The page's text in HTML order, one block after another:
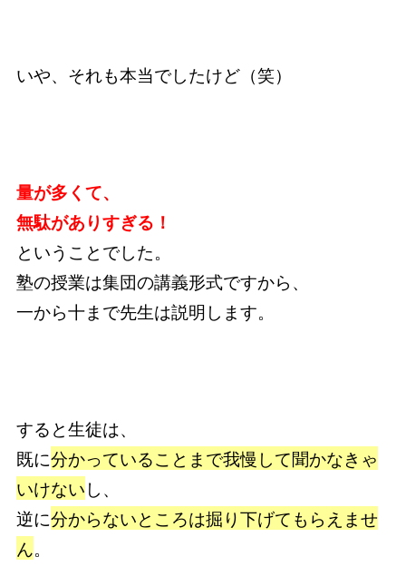
いや、それも本当でしたけど（笑）
量が多くて、
無駄がありすぎる！
ということでした。
塾の授業は集団の講義形式ですから、
一から十まで先生は説明します。
すると生徒は、
既に分かっていることまで我慢して聞かなきゃ
いけないし、
逆に分からないところは掘り下げてもらえませ
ん。